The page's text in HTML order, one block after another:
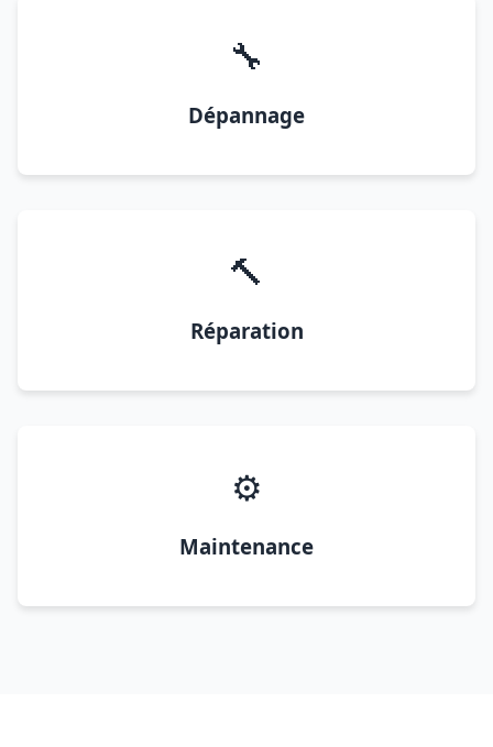
🔧
Dépannage
🔨
Réparation
⚙️
Maintenance